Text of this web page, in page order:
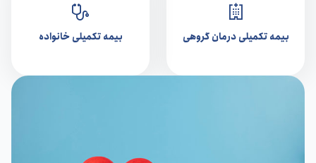
بیمه تکمیلی درمان گروهی بیمه تکمیلی خانواده